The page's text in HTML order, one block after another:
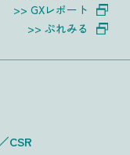
GXレポート
ぷれみる
CSR